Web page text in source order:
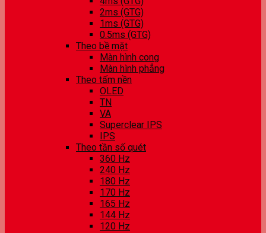
2ms (GTG)
1ms (GTG)
0.5ms (GTG)
Theo bề mặt
Màn hình cong
Màn hình phẳng
Theo tấm nền
OLED
TN
VA
Superclear IPS
IPS
Theo tần số quét
360 Hz
240 Hz
180 Hz
170 Hz
165 Hz
144 Hz
120 Hz